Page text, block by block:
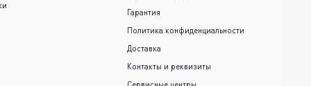
Гарантия
Политика конфиденциальности
Доставка
Контакты и реквизиты